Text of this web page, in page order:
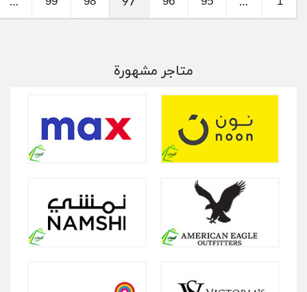
متاجر مشهورة